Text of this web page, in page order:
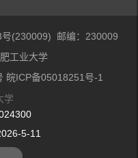
号(230009) 邮编：230009
工业大学
皖ICP备05018251号-1
学
-5-11